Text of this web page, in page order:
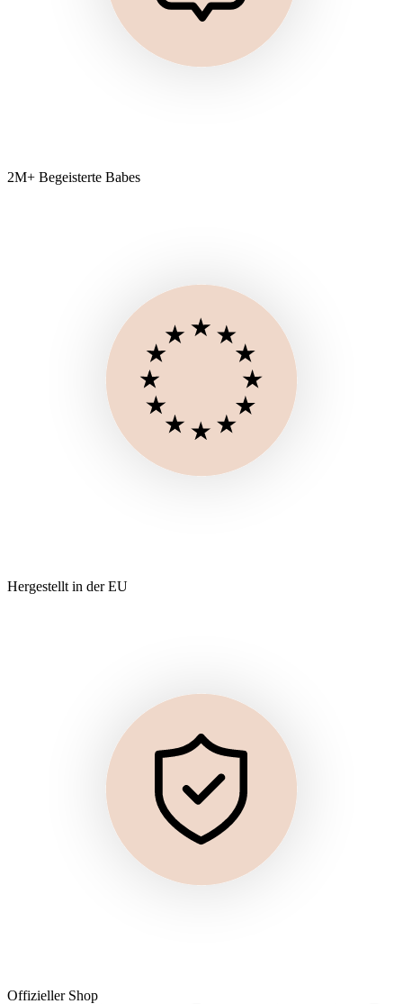
2M+ Begeisterte Babes
Hergestellt in der EU
Offizieller Shop